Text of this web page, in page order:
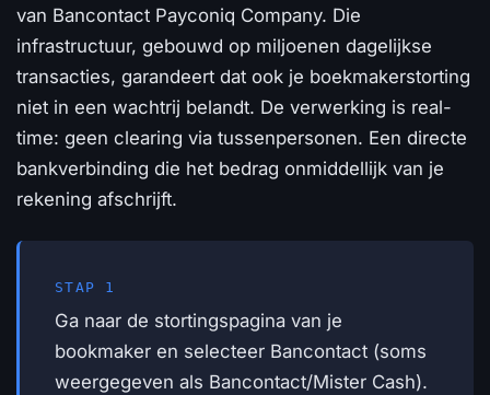
van Bancontact Payconiq Company. Die
infrastructuur, gebouwd op miljoenen dagelijkse
transacties, garandeert dat ook je boekmakerstorting
niet in een wachtrij belandt. De verwerking is real-
time: geen clearing via tussenpersonen. Een directe
bankverbinding die het bedrag onmiddellijk van je
rekening afschrijft.
STAP 1
Ga naar de stortingspagina van je
bookmaker en selecteer Bancontact (soms
weergegeven als Bancontact/Mister Cash).